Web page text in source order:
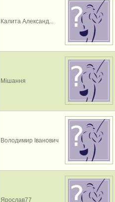
Калита Александ...
Мішання
Володимир Іванович
Ярослав77